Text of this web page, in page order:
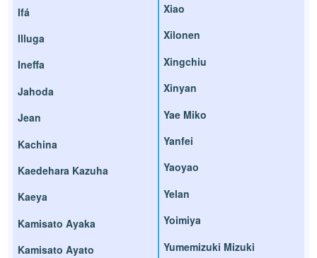
Ifá
Illuga
Ineffa
Jahoda
Jean
Kachina
Kaedehara Kazuha
Kaeya
Kamisato Ayaka
Kamisato Ayato
Xiao
Xilonen
Xingchiu
Xinyan
Yae Miko
Yanfei
Yaoyao
Yelan
Yoimiya
Yumemizuki Mizuki